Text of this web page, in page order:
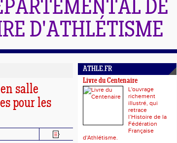
DE
D'ATHLÉTISME
salle
pour les
ATHLE.FR
Livre du Centenaire
L'ouvrage
richement
illustré, qui
retrace
l’Histoire de la
Fédération
Française
d'Athlétisme.